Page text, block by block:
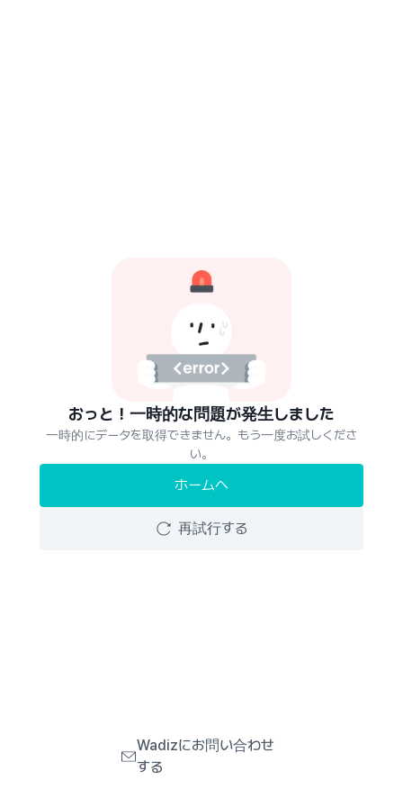
おっと！一時的な問題が発生しました
一時的にデータを取得できません。もう一度お試しくださ
い。
ホームへ
再試行する
Wadizにお問い合わせ
する